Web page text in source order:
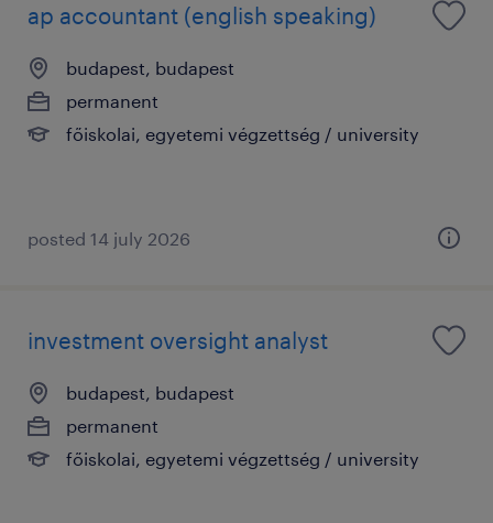
ap accountant (english speaking)
budapest, budapest
permanent
főiskolai, egyetemi végzettség / university
posted 14 july 2026
investment oversight analyst
budapest, budapest
permanent
főiskolai, egyetemi végzettség / university